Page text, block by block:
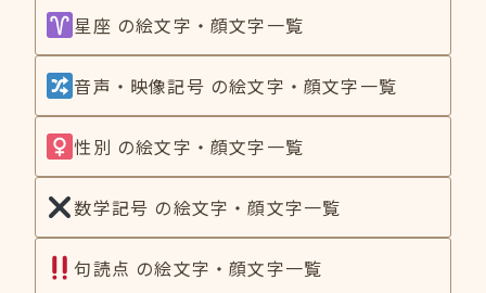
星座 の絵文字・顔文字一覧
音声・映像記号 の絵文字・顔文字一覧
性別 の絵文字・顔文字一覧
数学記号 の絵文字・顔文字一覧
句読点 の絵文字・顔文字一覧